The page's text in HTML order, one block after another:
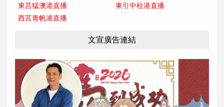
東莒猛澳港直播
東引中柱港直播
西莒青帆港直播
文宣廣告連結